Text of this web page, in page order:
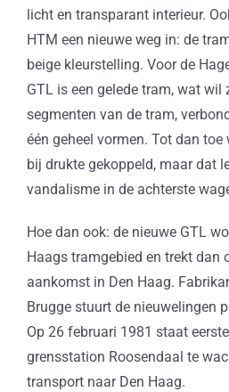
licht en transparant interieur.
HTM een nieuwe weg in: de
beige kleurstelling. Voor de
GTL is een gelede tram, wat wil
segmenten van de tram,
één geheel vormen. Tot dan toe
bij drukte gekoppeld, maar dat
vandalisme in de achterste
Hoe dan ook: de nieuwe GTL
Haags tramgebied en trekt dan
aankomst in Den Haag.
Brugge stuurt de nieuwelingen
Op 26 februari 1981 staat
grensstation Roosendaal te
transport naar Den Haag.